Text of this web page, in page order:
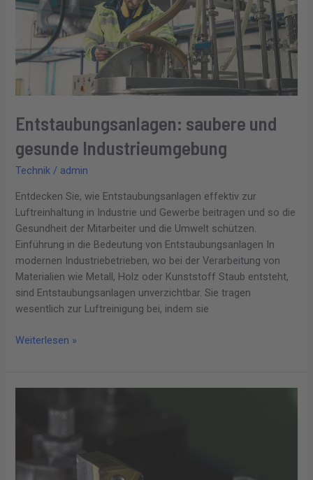
Entstaubungsanlagen: saubere und
gesunde Industrieumgebung
Technik / admin
Entdecken Sie, wie Entstaubungsanlagen effektiv zur
Luftreinhaltung in Industrie und Gewerbe beitragen und so die
Gesundheit der Mitarbeiter und die Umwelt schützen.
Einführung in die Bedeutung von Entstaubungsanlagen In
modernen Industriebetrieben, wo bei der Verarbeitung von
Materialien wie Metall, Holz oder Kunststoff Staub entsteht,
sind Entstaubungsanlagen unverzichtbar. Sie tragen
wesentlich zur Luftreinigung bei, indem sie
Weiterlesen »
Technologische